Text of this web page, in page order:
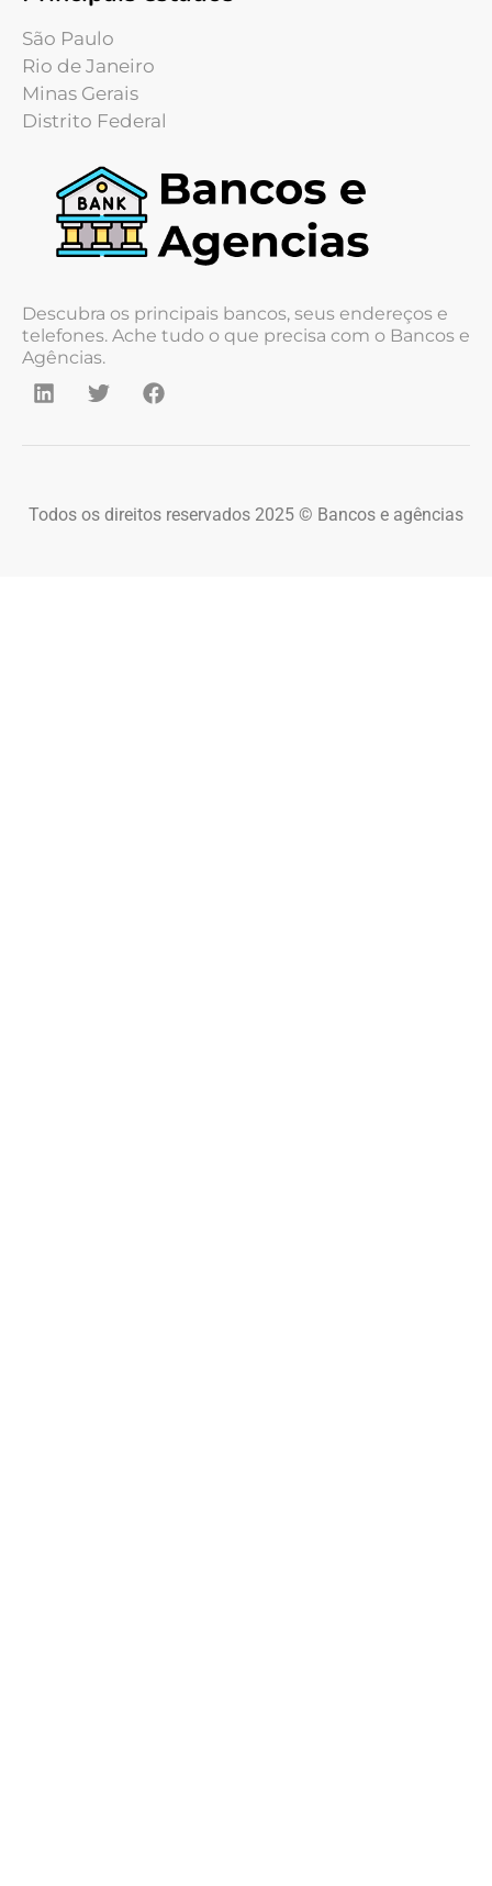
São Paulo
Rio de Janeiro
Minas Gerais
Distrito Federal
Descubra os principais bancos, seus endereços e
telefones. Ache tudo o que precisa com o Bancos e
Agências.
Todos os direitos reservados 2025 © Bancos e agências